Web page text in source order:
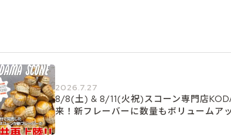
2026.7.27
8/8(土) & 8/11(火祝)スコーン専門店
来！新フレーバーに数量もボリュームア